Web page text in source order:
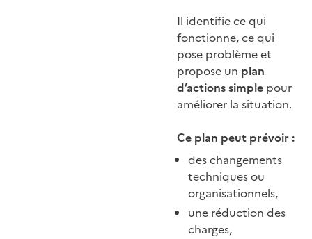
Il identifie ce qui
fonctionne, ce qui
pose problème et
propose un plan
d’actions simple pour
améliorer la situation.
Ce plan peut prévoir :
des changements
techniques ou
organisationnels,
une réduction des
charges,